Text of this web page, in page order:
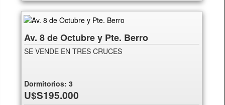
Av. 8 de Octubre y Pte. Berro
SE VENDE EN TRES CRUCES
Dormitorios:3
U$S195.000